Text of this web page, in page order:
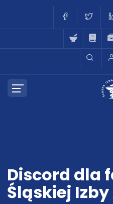
Discord dla
Śląskiej